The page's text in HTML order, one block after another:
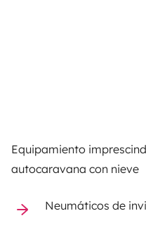
Equipamiento
autocaravana con nieve
Neumáticos de